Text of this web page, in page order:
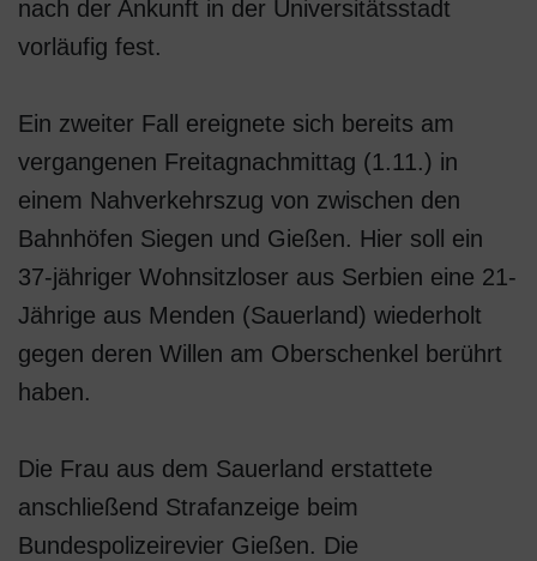
nach der Ankunft in der Universitätsstadt
vorläufig fest.
Ein zweiter Fall ereignete sich bereits am
vergangenen Freitagnachmittag (1.11.) in
einem Nahverkehrszug von zwischen den
Bahnhöfen Siegen und Gießen. Hier soll ein
37-jähriger Wohnsitzloser aus Serbien eine 21-
Jährige aus Menden (Sauerland) wiederholt
gegen deren Willen am Oberschenkel berührt
haben.
Die Frau aus dem Sauerland erstattete
anschließend Strafanzeige beim
Bundespolizeirevier Gießen. Die